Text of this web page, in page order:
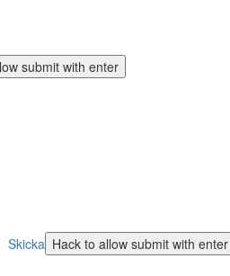
Skicka